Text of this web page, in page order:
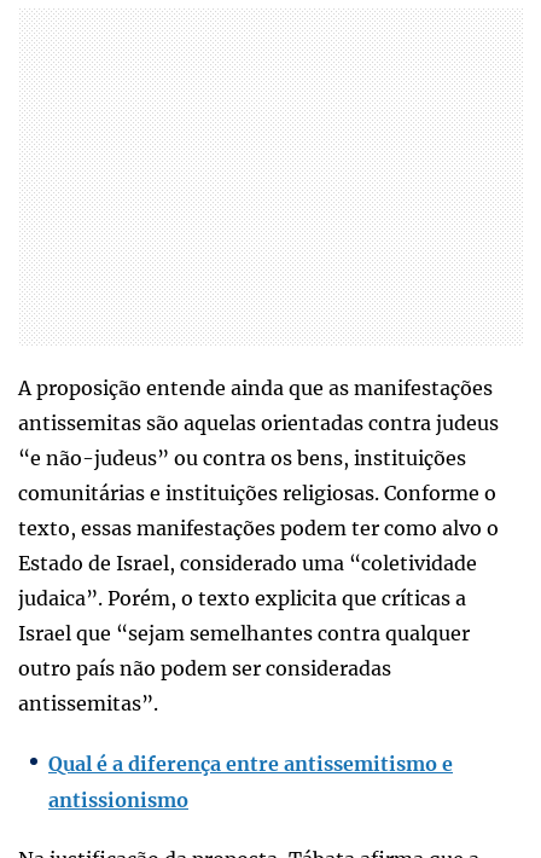
A proposição entende ainda que as manifestações
antissemitas são aquelas orientadas contra judeus
“e não-judeus” ou contra os bens, instituições
comunitárias e instituições religiosas. Conforme o
texto, essas manifestações podem ter como alvo o
Estado de Israel, considerado uma “coletividade
judaica”. Porém, o texto explicita que críticas a
Israel que “sejam semelhantes contra qualquer
outro país não podem ser consideradas
antissemitas”.
Qual é a diferença entre antissemitismo e
antissionismo